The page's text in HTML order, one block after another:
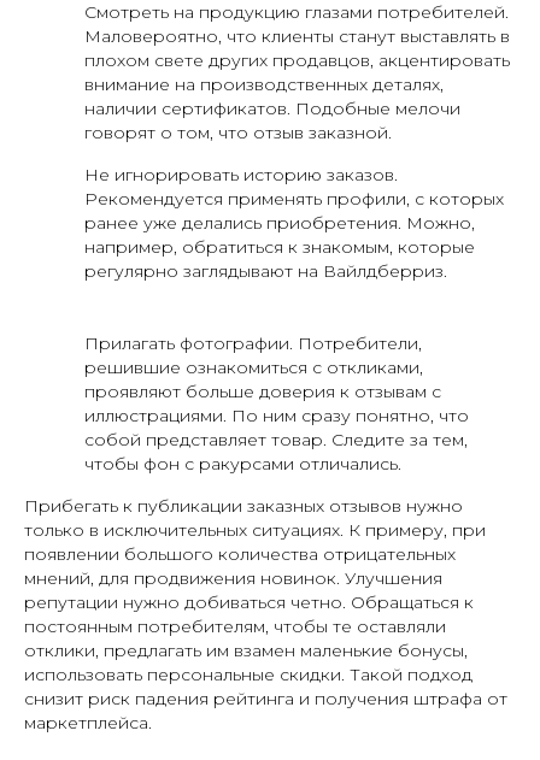
Смотреть на продукцию глазами потребителей.
Маловероятно, что клиенты станут выставлять в
плохом свете других продавцов, акцентировать
внимание на производственных деталях,
наличии сертификатов. Подобные мелочи
говорят о том, что отзыв заказной.
Не игнорировать историю заказов.
Рекомендуется применять профили, с которых
ранее уже делались приобретения. Можно,
например, обратиться к знакомым, которые
регулярно заглядывают на Вайлдберриз.
Прилагать фотографии. Потребители,
решившие ознакомиться с откликами,
проявляют больше доверия к отзывам с
иллюстрациями. По ним сразу понятно, что
собой представляет товар. Следите за тем,
чтобы фон с ракурсами отличались.
Прибегать к публикации заказных отзывов нужно
только в исключительных ситуациях. К примеру, при
появлении большого количества отрицательных
мнений, для продвижения новинок. Улучшения
репутации нужно добиваться четно. Обращаться к
постоянным потребителям, чтобы те оставляли
отклики, предлагать им взамен маленькие бонусы,
использовать персональные скидки. Такой подход
снизит риск падения рейтинга и получения штрафа от
маркетплейса.